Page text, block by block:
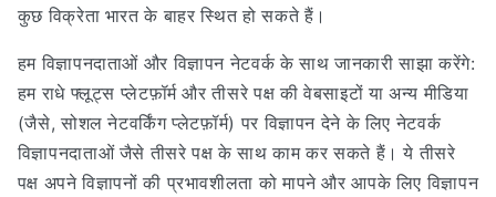
कुछ विक्रेता भारत के बाहर स्थित हो सकते हैं।
हम विज्ञापनदाताओं और विज्ञापन नेटवर्क के साथ जानकारी साझा करेंगे:
हम राधे फ्लूट्स प्लेटफ़ॉर्म और तीसरे पक्ष की वेबसाइटों या अन्य मीडिया
(जैसे, सोशल नेटवर्किंग प्लेटफ़ॉर्म) पर विज्ञापन देने के लिए नेटवर्क
विज्ञापनदाताओं जैसे तीसरे पक्ष के साथ काम कर सकते हैं। ये तीसरे
पक्ष अपने विज्ञापनों की प्रभावशीलता को मापने और आपके लिए विज्ञापन